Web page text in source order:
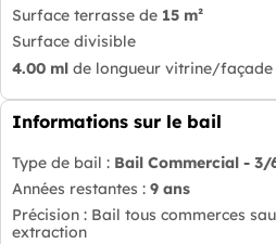
Surface terrasse de 15 m²
Surface divisible
4.00 ml de longueur vitrine/façade
Informations sur le bail
Type de bail : Bail Commercial - 3/
Années restantes : 9 ans
Précision : Bail tous commerces
extraction